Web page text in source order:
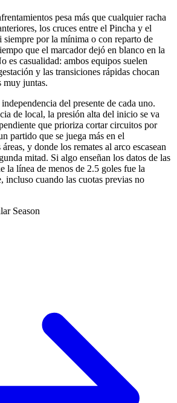
pesa más que cualquier racha
los cruces entre el Pincha y el
siempre por la mínima o con reparto de
que el marcador dejó en blanco en la
es casualidad: ambos equipos suelen
y las transiciones rápidas chocan
muy juntas.
del presente de cada uno.
de local, la presión alta del inicio se va
que prioriza cortar circuitos por
partido que se juega más en el
y donde los remates al arco escasean
mitad. Si algo enseñan los datos de las
la línea de menos de 2.5 goles fue la
incluso cuando las cuotas previas no
Season